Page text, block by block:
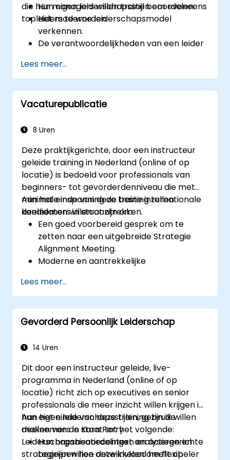
die hun managers willen trainen om eveneens
topleiders te worden.
Hun eigen leiderschapsstijl beoordelen.
Het moderne leiderschapsmodel
verkennen.
De verantwoordelijkheden van een leider
Hun leiderschapsvaardigheden
verbeteren.
Een rolmodel worden voor anderen.
Lees meer...
Vacaturepublicatie
8 Uren
Deze praktijkgerichte, door een instructeur
geleide training in Nederland (online of op
locatie) is bedoeld voor professionals van
beginners- tot gevorderdenniveau die met
minimale inspanning de beste internationale
kandidaten willen aantrekken.
Aan het einde van deze training zullen
deelnemers in staat zijn om:
Een goed voorbereid gesprek om te
zetten naar een uitgebreide Strategie
Alignment Meeting.
Moderne en aantrekkelijke
Employer Branding- en EVP-strategieën
toe te passen.
Zowel één als meerdere vacatures te
publiceren.
potentiële kandidaten te ontvangen.
Lees meer...
Gevorderd Persoonlijk Leiderschap
14 Uren
Dit door een instructeur geleide, live-
programma in Nederland (online of op
locatie) richt zich op executives en senior
professionals die meer inzicht willen krijgen in
hun eigen leiderschapsstijlen, gebruik willen
maken van de Korn Ferry
Leiderschapsbeoordelingen en actiegerichte
strategieën willen ontwikkelen om flexibeler
Aan het einde van deze training zijn de
deelnemers in staat tot het volgende:
Hun organisatiecontext analyseren en
begrijpen hoe deze invloed heeft op